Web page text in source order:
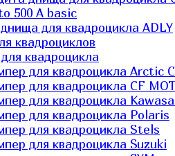
500 A basic
для квадроцикла ADLY
квадроциклов
квадроцикла
для квадроцикла Arctic
для квадроцикла CF
для квадроцикла
для квадроцикла Polaris
для квадроцикла Stels
для квадроцикла Suzuki